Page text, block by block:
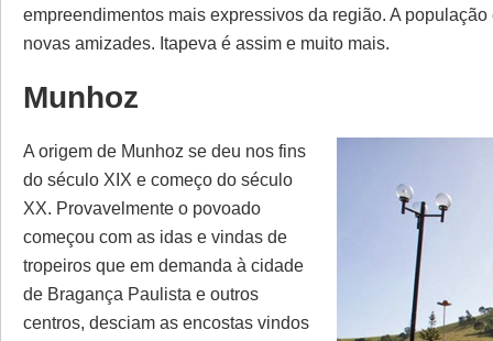
empreendimentos mais expressivos da região. A
novas amizades. Itapeva é assim e muito mais.
Munhoz
A origem de Munhoz se deu nos fins
do século XIX e começo do século
XX. Provavelmente o povoado
começou com as idas e vindas de
tropeiros que em demanda à cidade
de Bragança Paulista e outros
centros, desciam as encostas vindos